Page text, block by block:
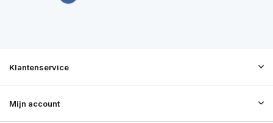
Klantenservice
Mijn account